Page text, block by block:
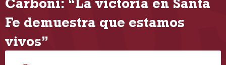
Fe demuestra que estamos
vivos”